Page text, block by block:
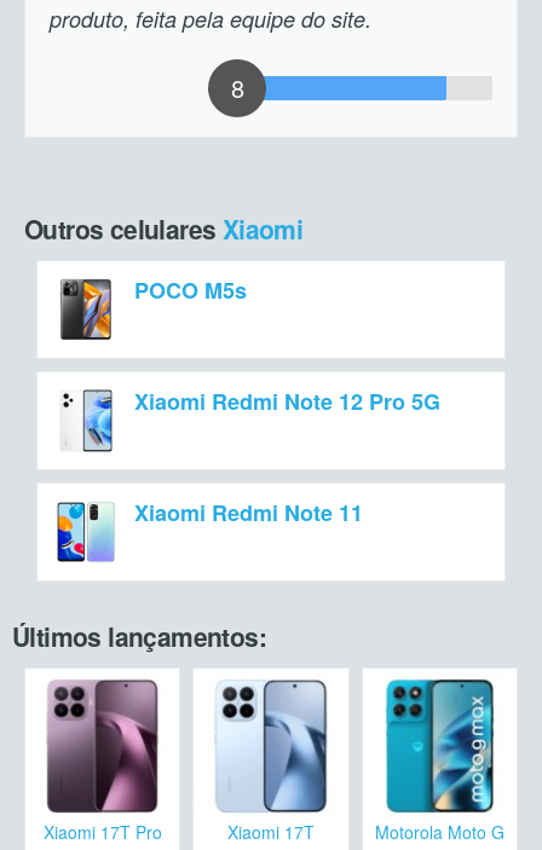
produto, feita pela equipe do site.
8
Outros celulares Xiaomi
POCO M5s
Xiaomi Redmi Note 12 Pro 5G
Xiaomi Redmi Note 11
Últimos lançamentos:
Xiaomi 17T Pro Xiaomi 17T
Motorola Moto G